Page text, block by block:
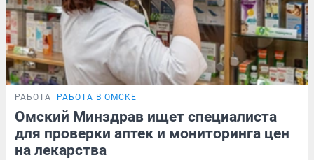
РАБОТА РАБОТА В ОМСКЕ
Омский Минздрав ищет специалиста
для проверки аптек и мониторинга цен
на лекарства